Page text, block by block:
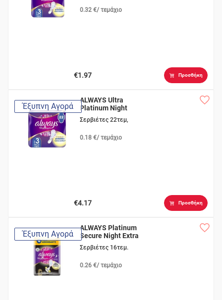
0.32 €/ τεμάχιο
€1.97 Προσθήκη
Έξυπνη Αγορά
ALWAYS Ultra
Platinum Night
Σερβιέτες 22τεμ,
0.18 €/ τεμάχιο
€4.17 Προσθήκη
Έξυπνη Αγορά
ALWAYS Platinum
Secure Night Extra
Σερβιέτες 16τεμ.
0.26 €/ τεμάχιο